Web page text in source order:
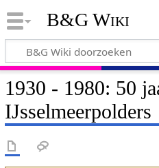
B&G Wiki
1930 - 1980: 50
IJsselmeerpolders